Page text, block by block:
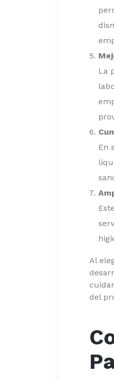
La
En
Al
del